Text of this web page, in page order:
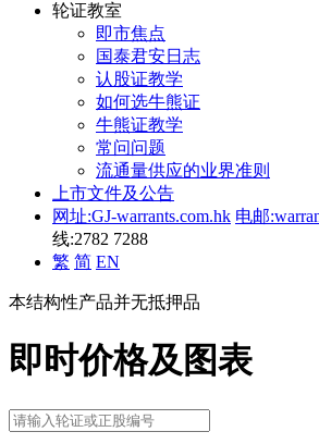
轮证教室
即市焦点
国泰君安日志
认股证教学
如何选牛熊证
牛熊证教学
常问问题
流通量供应的业界准则
上市文件及公告
网址:GJ-warrants.com.hk 电邮
线:2782 7288
繁 简 EN
本结构性产品并无抵押品
即时价格及图表